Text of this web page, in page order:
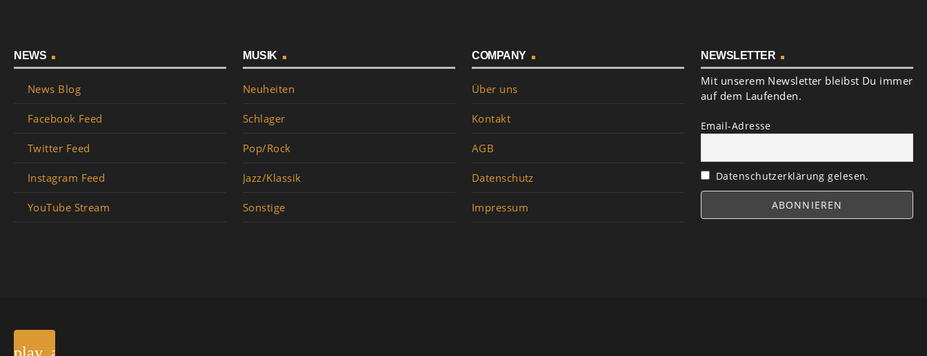
NEWS
News Blog
Facebook Feed
Twitter Feed
Instagram Feed
YouTube Stream
MUSIK
Neuheiten
Schlager
Pop/Rock
Jazz/Klassik
Sonstige
COMPANY
Über uns
Kontakt
AGB
Datenschutz
Impressum
NEWSLETTER
Mit unserem Newsletter bleibst Du immer
auf dem Laufenden.
Email-Adresse
Datenschutzerklärung gelesen.